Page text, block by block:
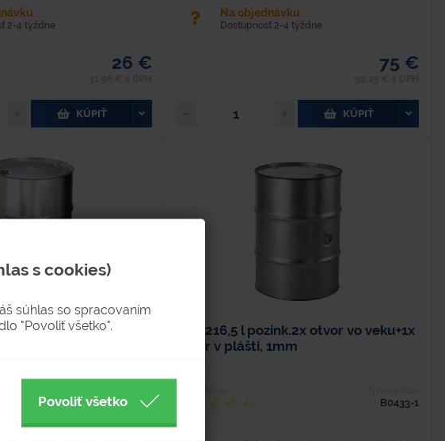
2-4 týždne
26 €
KÚPIŤ
Na objednávku
Dostupnosť 2-4 týždne
75 €
KÚPIŤ
- 2 otvory vo veku
B0424-E-SK
Sud 216,5 l pozink.2x otvor vo veku+1x
otvor v plášti, 1mm
B0433-1
s cookies)
súhlas so spracovaním
"Povoliť všetko".
Povoliť všetko